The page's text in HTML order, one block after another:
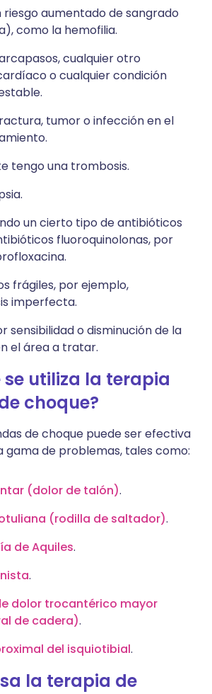
riesgo aumentado de sangrado
como la hemofilia.
cualquier otro
o cualquier condición
tumor o infección en el
tengo una trombosis.
un cierto tipo de antibióticos
fluoroquinolonas, por
frágiles, por ejemplo,
imperfecta.
sensibilidad o disminución de la
el área a tratar.
se utiliza la terapia
choque?
de choque puede ser efectiva
gama de problemas, tales como:
(dolor de talón).
(rodilla de saltador).
de Aquiles.
.
dolor trocantérico mayor
de cadera).
del isquiotibial.
la terapia de